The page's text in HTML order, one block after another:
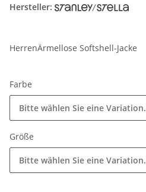
Hersteller:
HerrenÄrmellose Softshell-Jacke
Farbe
Bitte wählen Sie eine Variation.
Größe
Bitte wählen Sie eine Variation.